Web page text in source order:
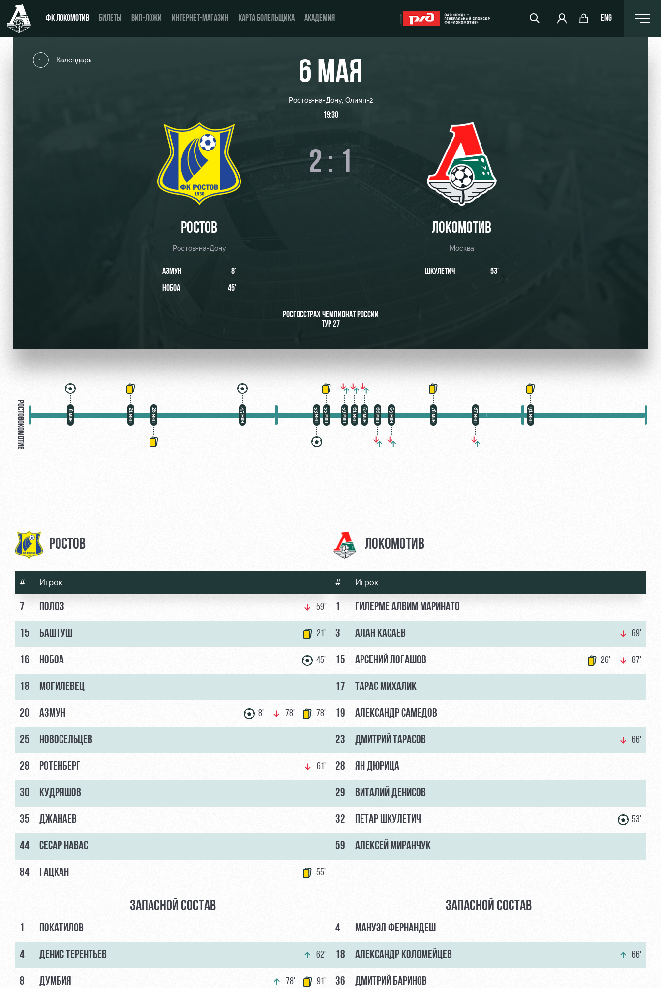
ФК ЛОКОМОТИВ БИЛЕТЫ ВИП-ЛОЖИ ИНТЕРНЕТ-МАГАЗИН КАРТА БОЛЕЛЬЩИКА АКАДЕМИЯ ENG
ВИП-ЛОЖИ
ВИП-ЗОНЫ
СЕМЕЙНЫЙ СЕКТОР
Туры по стадиону
Аренда площадей
Ледовый дворец
Занятия спортом
Контакты Академии
Информация для болельщиков
Информация для болельщиков МГН
Календарь 6 МАЯ
Ростов-на-Дону, Олимп-2
19:30
РОСТОВ
Ростов-на-Дону
АЗМУН
8'
НОБОА
45'
2 : 1
ЛОКОМОТИВ
Москва
ШКУЛЕТИЧ 53'
РОСГОССТРАХ ЧЕМПИОНАТ РОССИИ
ТУР 27
РОСТОВ 8 мин 21 мин 26 мин 45 мин 53 мин 55 мин 59 мин 61 мин 62 мин 66 мин 69 мин 78 мин 87 мин 91 мин
ЛОКОМОТИВ
РОСТОВ
# Игрок
7 ПОЛОЗ 59'
15 БАШТУШ 21'
16 НОБОА 45'
18 МОГИЛЕВЕЦ
20 АЗМУН 8' 78' 78'
25 НОВОСЕЛЬЦЕВ
28 РОТЕНБЕРГ 61'
30 КУДРЯШОВ
35 ДЖАНАЕВ
44 СЕСАР НАВАС
84 ГАЦКАН 55'
ЗАПАСНОЙ СОСТАВ
1 ПОКАТИЛОВ
4 ДЕНИС ТЕРЕНТЬЕВ 62'
8 ДУМБИЯ 78' 91'
ЛОКОМОТИВ
# Игрок
1 ГИЛЕРМЕ АЛВИМ МАРИНАТО
3 АЛАН КАСАЕВ 69'
15 АРСЕНИЙ ЛОГАШОВ 26' 87'
17 ТАРАС МИХАЛИК
19 АЛЕКСАНДР САМЕДОВ
23 ДМИТРИЙ ТАРАСОВ 66'
28 ЯН ДЮРИЦА
29 ВИТАЛИЙ ДЕНИСОВ
32 ПЕТАР ШКУЛЕТИЧ 53'
59 АЛЕКСЕЙ МИРАНЧУК
ЗАПАСНОЙ СОСТАВ
4 МАНУЭЛ ФЕРНАНДЕШ
18 АЛЕКСАНДР КОЛОМЕЙЦЕВ 66'
36 ДМИТРИЙ БАРИНОВ